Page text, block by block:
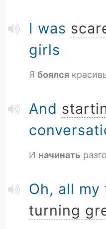
I was
girls
Я боялся
And
И начинать
Oh, all my
turning